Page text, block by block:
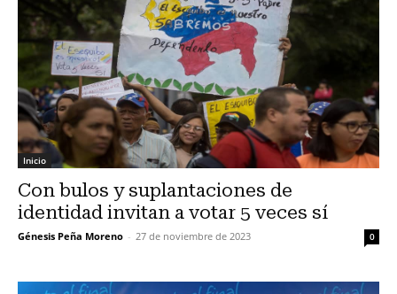
Inicio
Con bulos y suplantaciones de
identidad invitan a votar 5 veces sí
Génesis Peña Moreno - 27 de noviembre de 2023 0